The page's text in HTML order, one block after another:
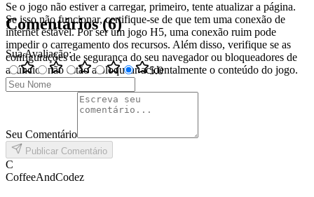
Se o jogo não estiver a carregar, primeiro, tente atualizar a página.
Se isso não funcionar, certifique-se de que tem uma conexão de
internet estável. Por ser um jogo H5, uma conexão ruim pode
impedir o carregamento dos recursos. Além disso, verifique se as
configurações de segurança do seu navegador ou bloqueadores de
anúncios não estão a bloquear acidentalmente o conteúdo do jogo.
Comentários(6)
Sua Avaliação:
5.0
Seu Comentário
Publicar Comentário
C
CoffeeAndCodez